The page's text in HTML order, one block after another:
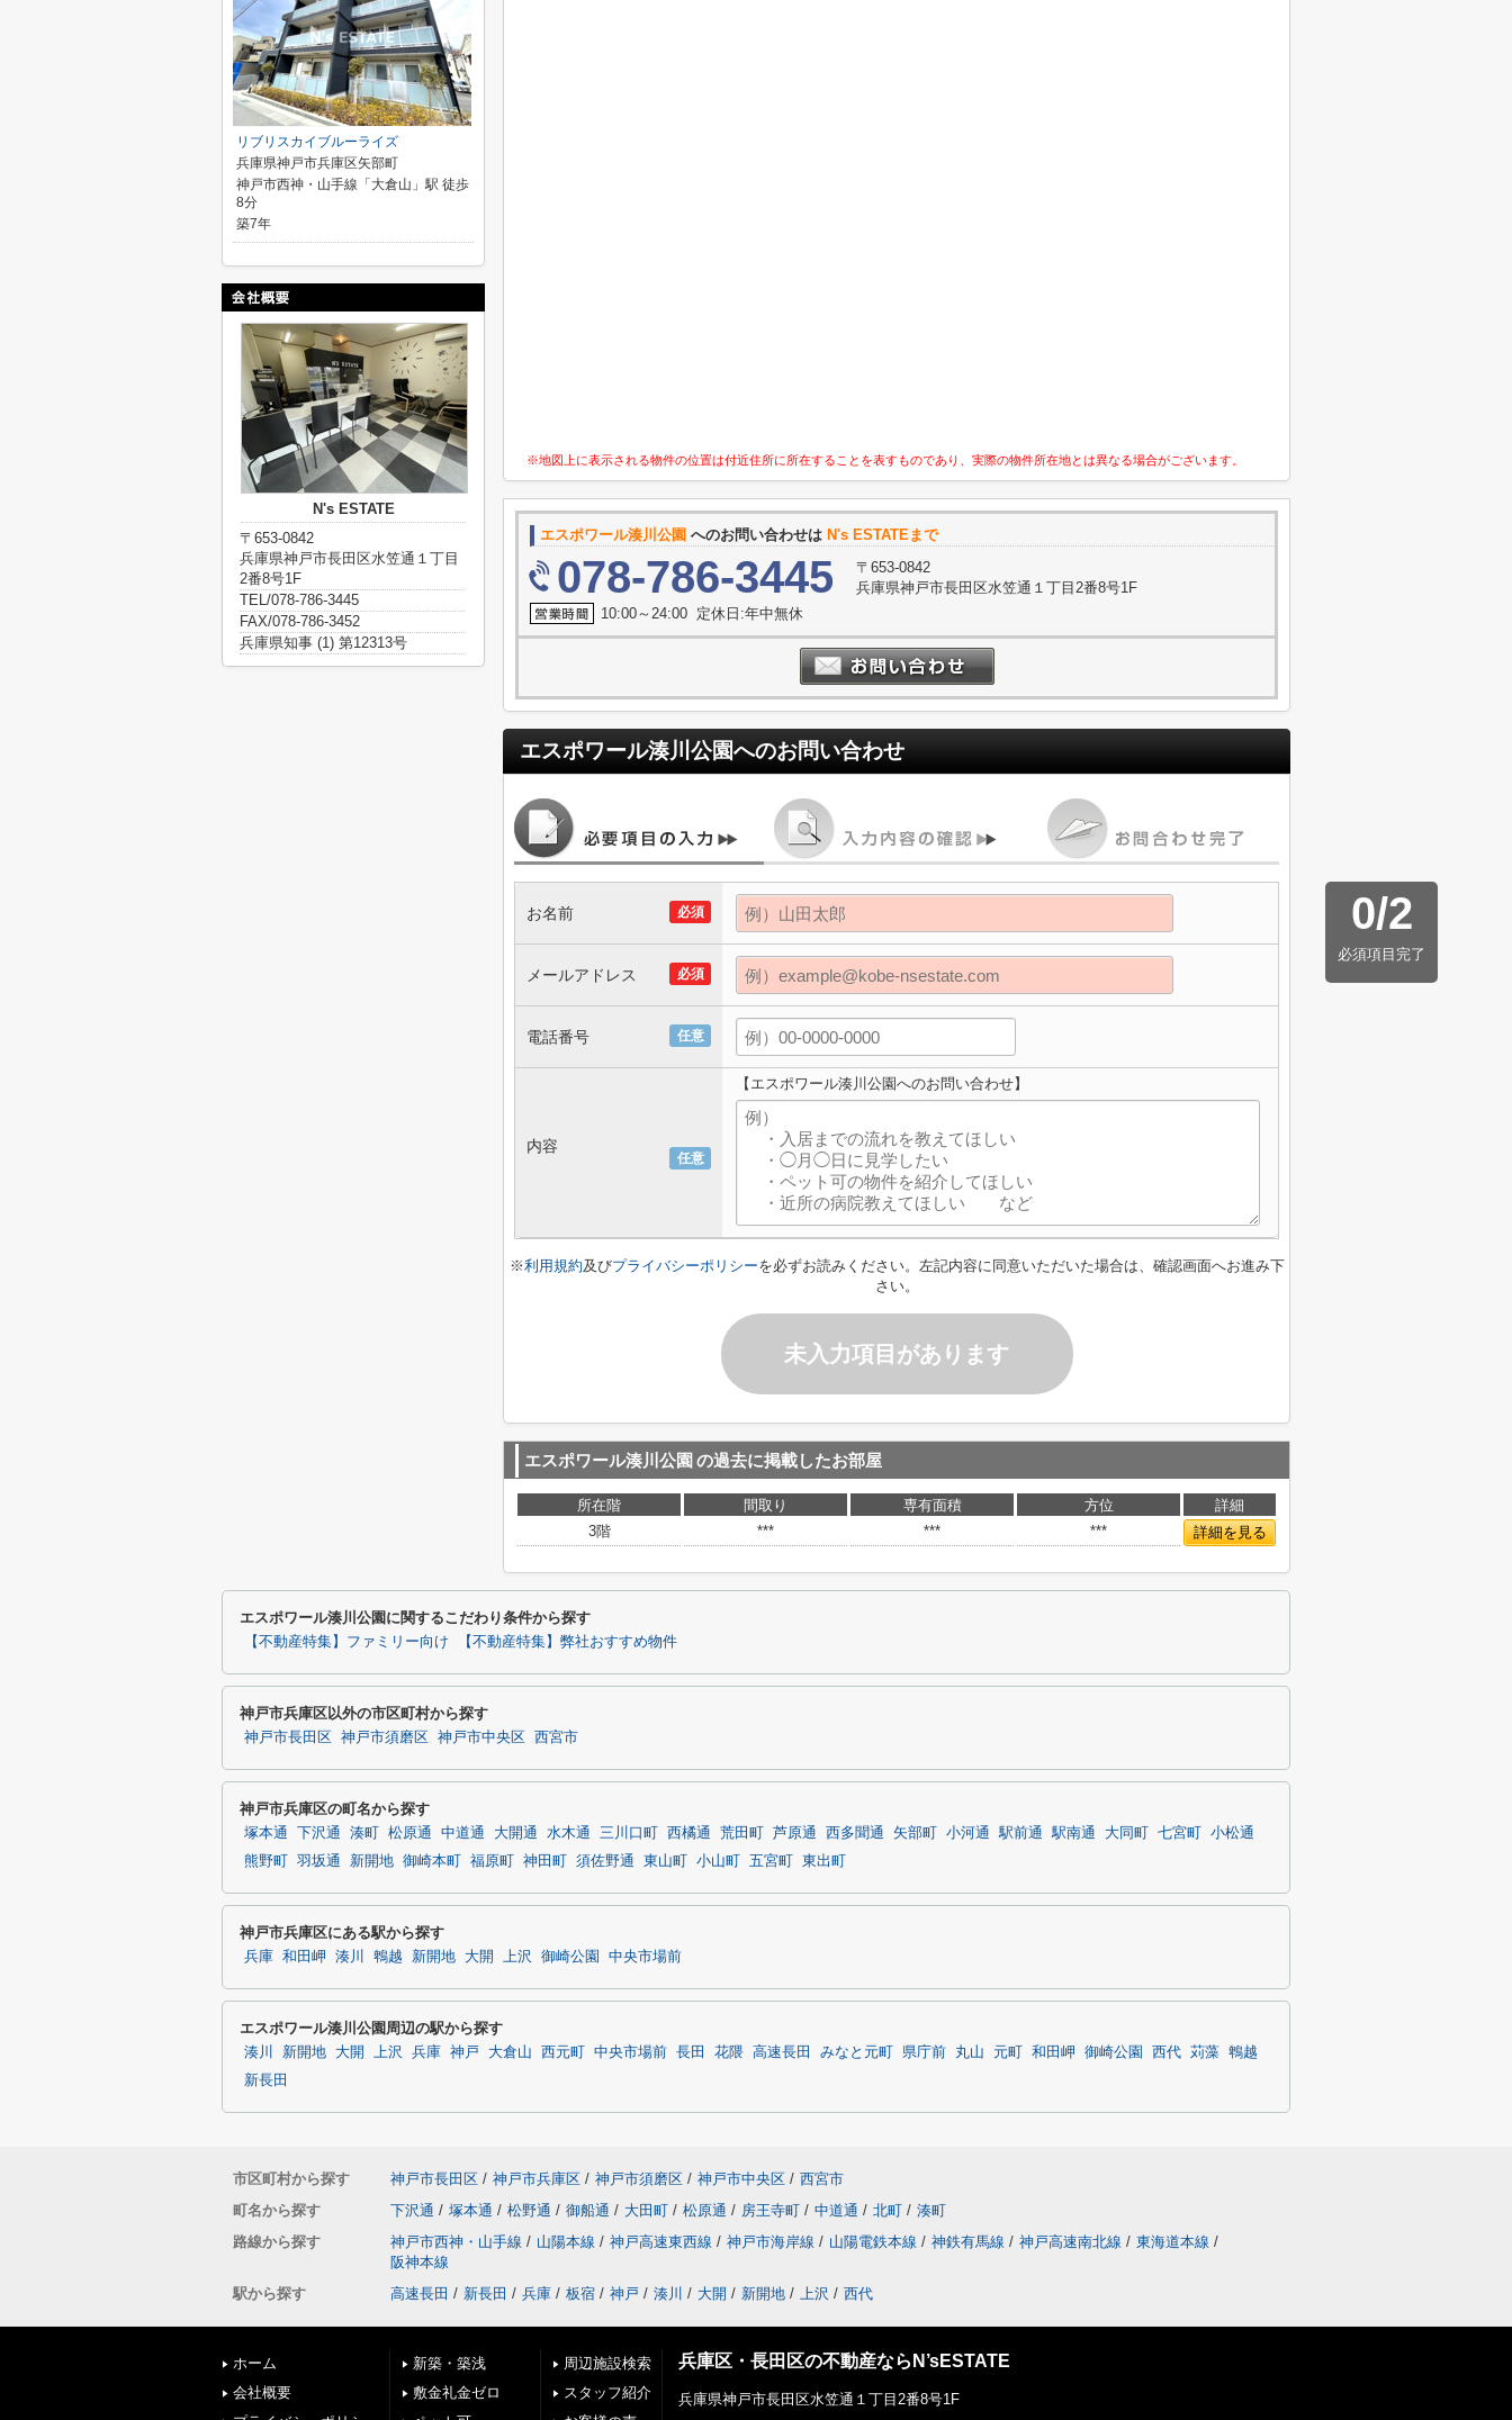
※地図上に表示される物件の位置は付近住所に所在することを表すものであり、実際の物件所在地とは異なる場合がございます。
エスポワール湊川公園 へのお問い合わせは N's ESTATEまで
078-786-3445
〒653-0842
兵庫県神戸市長田区水笠通１丁目2番8号1F
10:00～24:00 定休日:年中無休
エスポワール湊川公園へのお問い合わせ
0/2
必須項目完了
必須
お名前
必須
メールアドレス
任意
電話番号
任意
内容
【エスポワール湊川公園へのお問い合わせ】
※利用規約及びプライバシーポリシーを必ずお読みください。左記内容に同意いただいた場合は、確認画面へお進み下
さい。
未入力項目があります
エスポワール湊川公園 の過去に掲載したお部屋
所在階 間取り 専有面積 方位
詳細
3階
*** *** *** 詳細を見る
リブリスカイブルーライズ
兵庫県神戸市兵庫区矢部町
神戸市西神・山手線「大倉山」駅 徒歩
8分
築7年
N's ESTATE
〒653-0842
兵庫県神戸市長田区水笠通１丁目
2番8号1F
TEL/078-786-3445
FAX/078-786-3452
兵庫県知事 (1) 第12313号
エスポワール湊川公園に関するこだわり条件から探す
【不動産特集】ファミリー向け 【不動産特集】弊社おすすめ物件
神戸市兵庫区以外の市区町村から探す
神戸市長田区 神戸市須磨区 神戸市中央区 西宮市
神戸市兵庫区の町名から探す
塚本通 下沢通 湊町 松原通 中道通 大開通 水木通 三川口町 西橘通 荒田町 芦原通 西多聞通 矢部町 小河通 駅前通 駅南通 大同町 七宮町
小松通
熊野町
羽坂通 新開地 御崎本町 福原町 神田町 須佐野通 東山町 小山町 五宮町 東出町
神戸市兵庫区にある駅から探す
兵庫 和田岬 湊川 鵯越 新開地 大開 上沢 御崎公園 中央市場前
エスポワール湊川公園周辺の駅から探す
湊川 新開地 大開 上沢 兵庫 神戸 大倉山 西元町 中央市場前 長田 花隈 高速長田 みなと元町 県庁前 丸山 元町 和田岬 御崎公園 西代 苅藻 鵯越
新長田
市区町村から探す 神戸市長田区 / 神戸市兵庫区 / 神戸市須磨区 / 神戸市中央区 / 西宮市
町名から探す
下沢通 / 塚本通 / 松野通 / 御船通 / 大田町 / 松原通 / 房王寺町 / 中道通 / 北町 / 湊町
路線から探す
神戸市西神・山手線 / 山陽本線 / 神戸高速東西線 / 神戸市海岸線 / 山陽電鉄本線 / 神鉄有馬線 / 神戸高速南北線 / 東海道本線 /
阪神本線
駅から探す
高速長田 / 新長田 / 兵庫 / 板宿 / 神戸 / 湊川 / 大開 / 新開地 / 上沢 / 西代
ホーム
会社概要
新築・築浅
敷金礼金ゼロ
周辺施設検索
スタッフ紹介
兵庫区・長田区の不動産ならN’sESTATE
兵庫県神戸市長田区水笠通１丁目2番8号1F